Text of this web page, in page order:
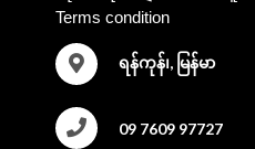
Terms condition
ရန်ကုန်၊, မြန်မာ
09 7609 97727